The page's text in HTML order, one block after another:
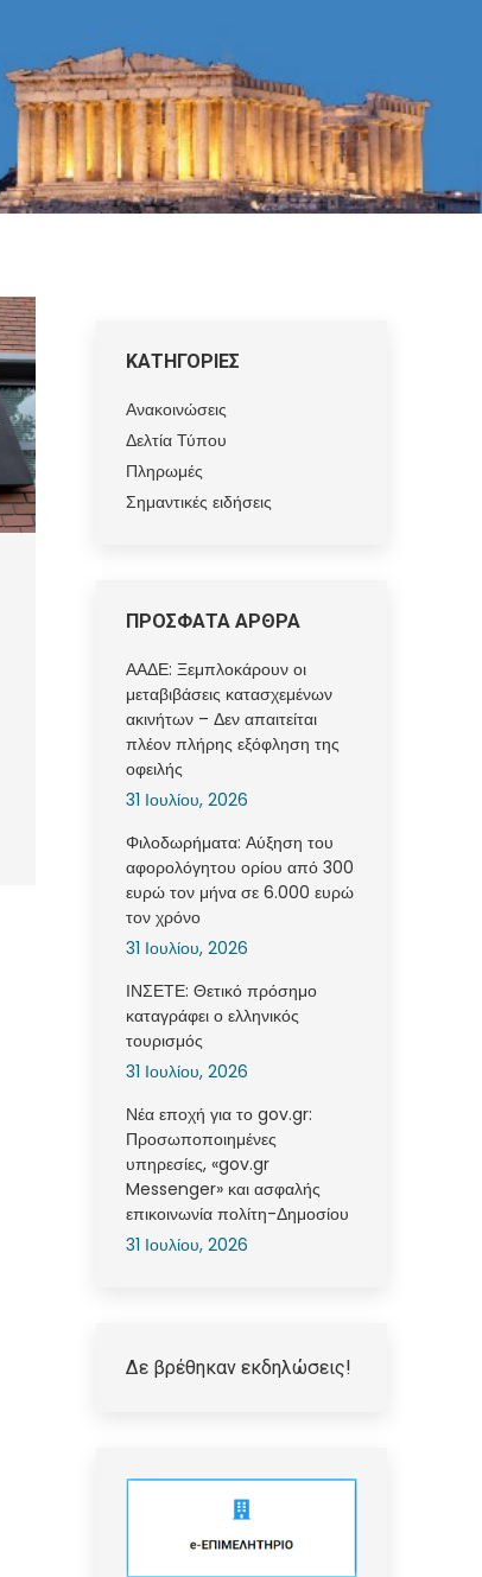
ΚΑΤΗΓΟΡΙΕΣ
Ανακοινώσεις
Δελτία Τύπου
Πληρωμές
Σημαντικές ειδήσεις
ΠΡΟΣΦΑΤΑ ΑΡΘΡΑ
ΑΑΔΕ: Ξεμπλοκάρουν οι
μεταβιβάσεις κατασχεμένων
ακινήτων – Δεν απαιτείται
πλέον πλήρης εξόφληση της
οφειλής
31 Ιουλίου, 2026
Φιλοδωρήματα: Αύξηση του
αφορολόγητου ορίου από 300
ευρώ τον μήνα σε 6.000 ευρώ
τον χρόνο
31 Ιουλίου, 2026
ΙΝΣΕΤΕ: Θετικό πρόσημο
καταγράφει ο ελληνικός
τουρισμός
31 Ιουλίου, 2026
Νέα εποχή για το gov.gr:
Προσωποποιημένες
υπηρεσίες, «gov.gr
Messenger» και ασφαλής
επικοινωνία πολίτη-Δημοσίου
31 Ιουλίου, 2026
Δε βρέθηκαν εκδηλώσεις!